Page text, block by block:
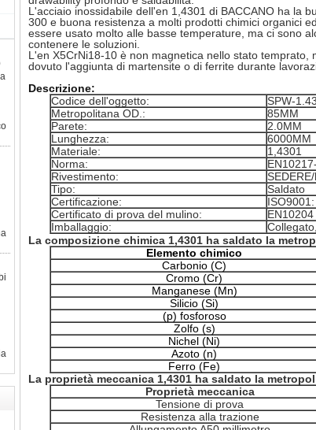
L'acciaio inossidabile dell'en 1,4301 di BACCANO ha la
300 e buona resistenza a molti prodotti chimici organici
essere usato molto alle basse temperature, ma ci sono
contenere le soluzioni.
L'en X5CrNi18-10 è non magnetica nello stato
dovuto l'aggiunta di martensite o di ferrite durante
Descrizione:
Codice dell'oggetto:
SPW-
Metropolitana OD.:
85MM
Parete:
2.0MM
Lunghezza:
6000MM
Materiale:
1,4301
Norma:
Rivestimento:
Tipo:
Saldato
Certificazione:
Certificato di prova del mulino:
EN10204
Imballaggio:
La composizione chimica 1,4301 ha saldato la
Elemento chimico
Carbonio (C)
Cromo (Cr)
Manganese (Mn)
Silicio (Si)
(p) fosforoso
Zolfo (s)
Nichel (Ni)
Azoto (n)
Ferro (Fe)
La proprietà meccanica 1,4301 ha saldato la
Proprietà meccanica
Tensione di prova
Resistenza alla trazione